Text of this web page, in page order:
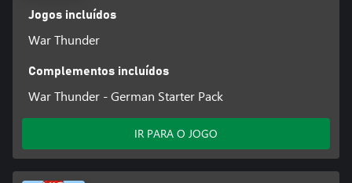
Jogos incluídos
War Thunder
Complementos incluídos
War Thunder - German Starter Pack
IR PARA O JOGO